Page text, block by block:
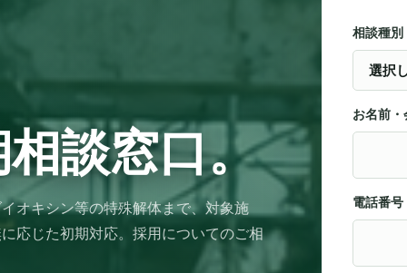
談窓口。
オキシン等の特殊解体まで、対象施
応じた初期対応。採用についてのご相
相談種別
お名前・
電話番号